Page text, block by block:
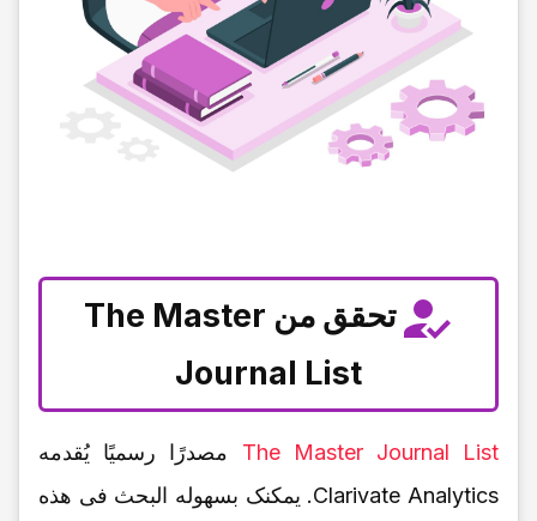
تحقق من The Master
Journal List
The Master Journal List مصدرًا رسمیًا یُقدمه
Clarivate Analytics. یمکنک بسهوله البحث فی هذه